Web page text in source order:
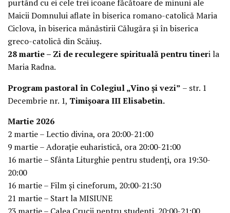
purtând cu ei cele trei icoane făcătoare de minuni ale
Maicii Domnului aflate în biserica romano-catolică Maria
Ciclova, în biserica mănăstirii Călugăra și în biserica
greco-catolică din Scăiuș.
28 martie – Zi de reculegere spirituală pentru tineri la
Maria Radna.
Program pastoral în Colegiul „Vino și vezi” – str. 1
Decembrie nr. 1, Timișoara III Elisabetin.
Martie 2026
2 martie – Lectio divina, ora 20:00-21:00
9 martie – Adorație euharistică, ora 20:00-21:00
16 martie – Sfânta Liturghie pentru studenți, ora 19:30-
20:00
16 martie – Film și cineforum, 20:00-21:30
21 martie – Start la MISIUNE